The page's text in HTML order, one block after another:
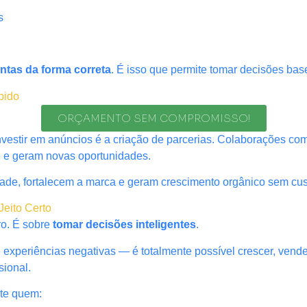
da forma correta. É isso que permite tomar decisões
ORÇAMENTO SEM COMPROMISSO!
em anúncios é a criação de parcerias. Colaborações
geram novas oportunidades.
fortalecem a marca e geram crescimento orgânico sem
Certo
É sobre tomar decisões inteligentes.
negativas — é totalmente possível crescer,
quem: